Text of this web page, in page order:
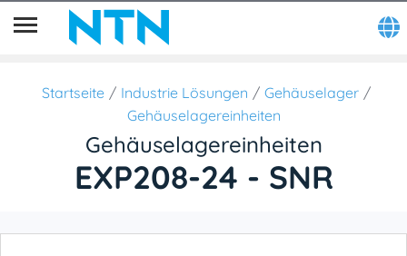
Startseite Industrie Lösungen
Gehäuselager
Gehäuselagereinheiten
Gehäuselagereinheiten
EXP208-24 - SNR